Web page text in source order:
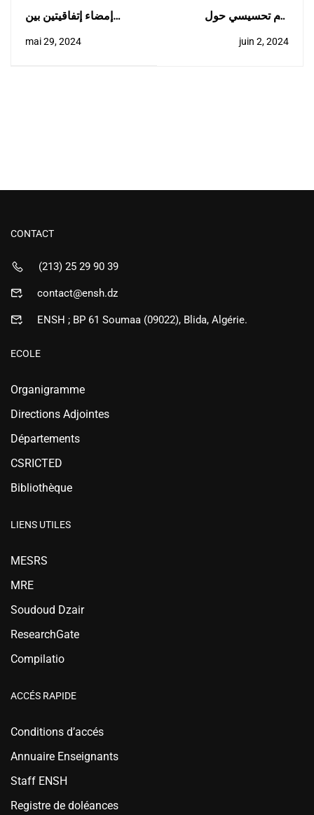
إمضاء إتفاقيتين بين
الوطنية لتحلية المياه
mai 29, 2024
يوم تحسيسي حول
juin 2, 2024
CONTACT
(213) 25 29 90 39
contact@ensh.dz
ENSH ; BP 61 Soumaa (09022), Blida, Algérie.
ECOLE
Organigramme
Directions Adjointes
Départements
CSRICTED
Bibliothèque
LIENS UTILES
MESRS
MRE
Soudoud Dzair
ResearchGate
Compilatio
ACCÉS RAPIDE
Conditions d’accés
Annuaire Enseignants
Staff ENSH
Registre de doléances